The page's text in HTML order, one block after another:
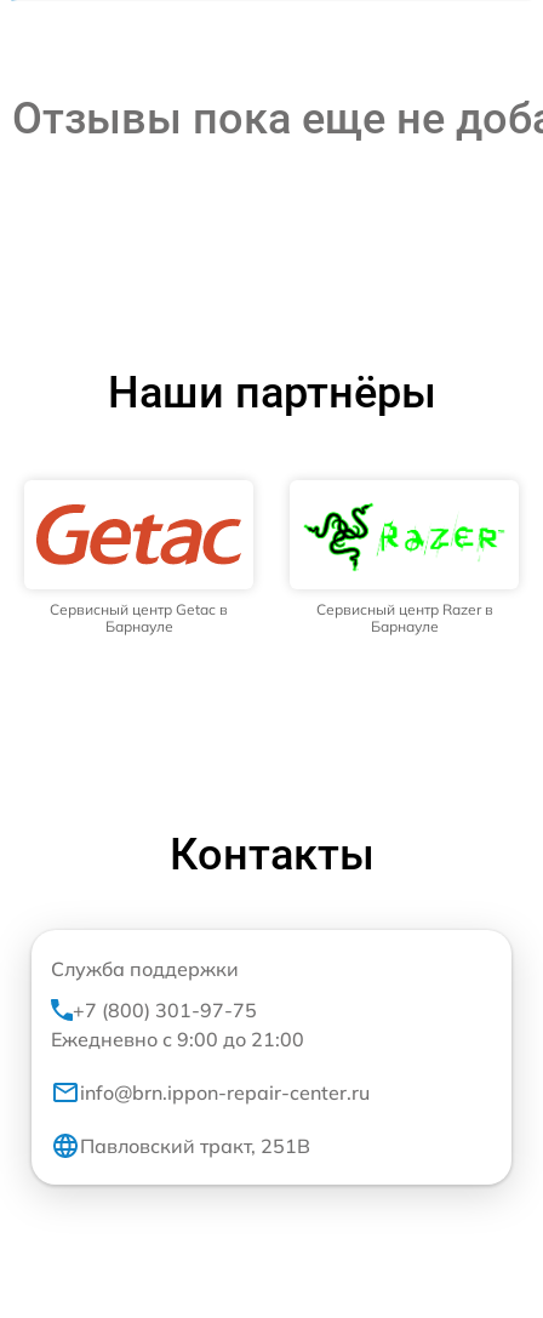
Отзывы пока еще не
Наши партнёры
Сервисный центр Getac в
Барнауле
Сервисный центр Razer в
Барнауле
Контакты
Служба поддержки
+7 (800) 301-97-75
Ежедневно с 9:00 до 21:00
info@brn.ippon-repair-center.ru
Павловский тракт, 251В